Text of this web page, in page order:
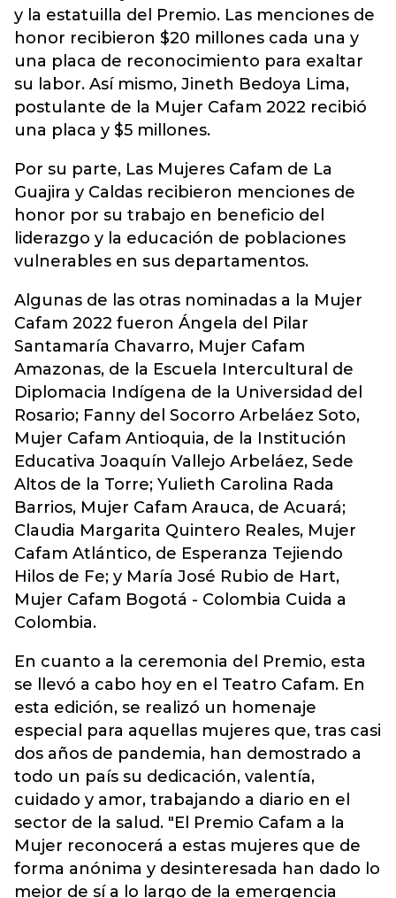
y la estatuilla del Premio. Las menciones de
honor recibieron $20 millones cada una y
una placa de reconocimiento para exaltar
su labor. Así mismo, Jineth Bedoya Lima,
postulante de la Mujer Cafam 2022 recibió
una placa y $5 millones.
Por su parte, Las Mujeres Cafam de La
Guajira y Caldas recibieron menciones de
honor por su trabajo en beneficio del
liderazgo y la educación de poblaciones
vulnerables en sus departamentos.
Algunas de las otras nominadas a la Mujer
Cafam 2022 fueron Ángela del Pilar
Santamaría Chavarro, Mujer Cafam
Amazonas, de la Escuela Intercultural de
Diplomacia Indígena de la Universidad del
Rosario; Fanny del Socorro Arbeláez Soto,
Mujer Cafam Antioquia, de la Institución
Educativa Joaquín Vallejo Arbeláez, Sede
Altos de la Torre; Yulieth Carolina Rada
Barrios, Mujer Cafam Arauca, de Acuará;
Claudia Margarita Quintero Reales, Mujer
Cafam Atlántico, de Esperanza Tejiendo
Hilos de Fe; y María José Rubio de Hart,
Mujer Cafam Bogotá - Colombia Cuida a
Colombia.
En cuanto a la ceremonia del Premio, esta
se llevó a cabo hoy en el Teatro Cafam. En
esta edición, se realizó un homenaje
especial para aquellas mujeres que, tras casi
dos años de pandemia, han demostrado a
todo un país su dedicación, valentía,
cuidado y amor, trabajando a diario en el
sector de la salud. "El Premio Cafam a la
Mujer reconocerá a estas mujeres que de
forma anónima y desinteresada han dado lo
mejor de sí a lo largo de la emergencia